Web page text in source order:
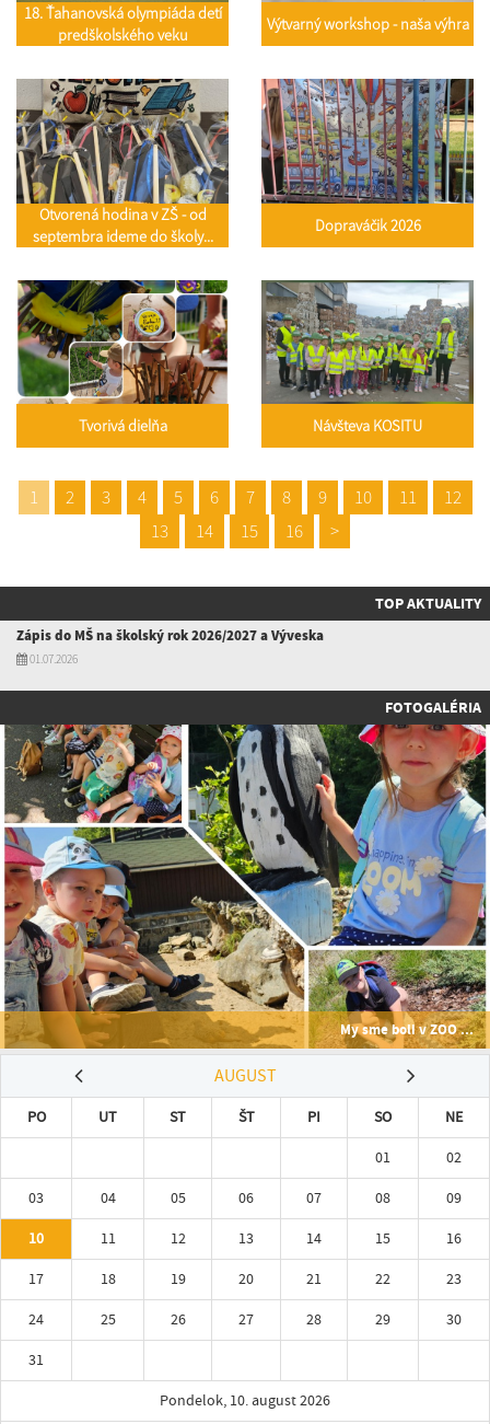
18. Ťahanovská olympiáda detí
predškolského veku
Výtvarný workshop - naša výhra
Otvorená hodina v ZŠ - od
septembra ideme do školy...
Dopraváčik 2026
Tvorivá dielňa Návšteva KOSITU
1 2 3 4 5 6 7 8 9 10 11
12
13
14 15 16 >
TOP AKTUALITY
Zápis do MŠ na školský rok 2026/2027 a Výveska
01.07.2026
FOTOGALÉRIA
My sme boli v ZOO ...
AUGUST
PO UT ST ŠT PI SO
NE
01
02
03
04 05 06 07 08
09
10
11 12 13 14 15
16
17
18 19 20 21 22
23
24
25 26 27 28 29
30
31
Pondelok, 10. august 2026